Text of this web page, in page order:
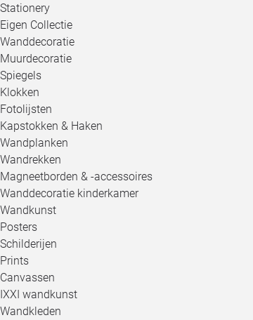
Stationery
Eigen Collectie
Wanddecoratie
Muurdecoratie
Spiegels
Klokken
Fotolijsten
Kapstokken & Haken
Wandplanken
Wandrekken
Magneetborden & -accessoires
Wanddecoratie kinderkamer
Wandkunst
Posters
Schilderijen
Prints
Canvassen
IXXI wandkunst
Wandkleden